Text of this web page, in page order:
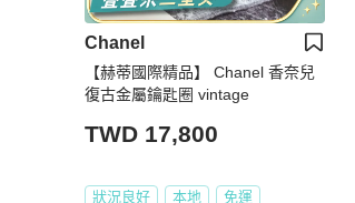
Chanel
【赫蒂國際精品】 Chanel 香奈兒
復古金屬鑰匙圈 vintage
TWD 17,800
狀況良好 本地 免運